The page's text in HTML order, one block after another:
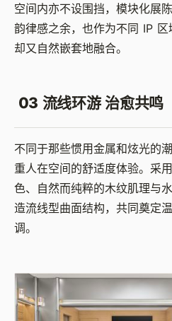
空间内亦不设围挡，模块化展
韵律感之余，也作为不同 IP 区
却又自然嵌套地融合。
03 流线环游 治愈共鸣
不同于那些惯用金属和炫光的
重人在空间的舒适度体验。采
色、自然而纯粹的木纹肌理与
造流线型曲面结构，共同奠定
调。